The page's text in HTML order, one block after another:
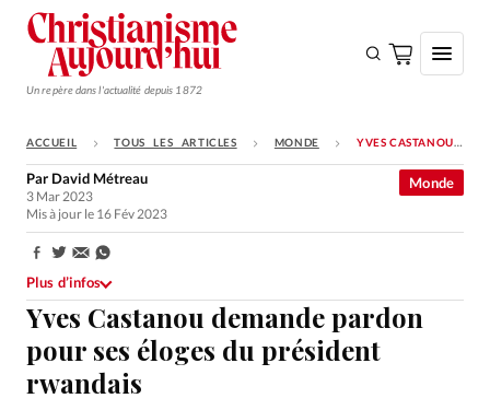
Un repère dans l'actualité depuis 1872
S'ABONNER
Monde
Opinions
Tous les articles
Faire un don
Emploi
ACCUEIL TOUS LES ARTICLES MONDE YVES CASTANOU DEMANDE PARDON POUR SES ÉLOGES DU PRÉSIDENT RWANDAIS
Yves Castanou demande pardon
pour ses éloges du président
rwandais
Monde
Par David Métreau
3 Mar 2023
Mis à jour le 16 Fév 2023
Partager:
Plus d’infos